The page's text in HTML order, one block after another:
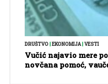
DRUŠTVO EKONOMIJA| VESTI
Vučić najavio mere
novčana pomoć,